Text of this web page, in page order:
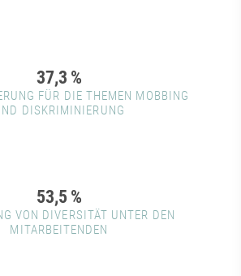
37,3 %
FÜR DIE THEMEN MOBBING
DISKRIMINIERUNG
53,5 %
VON DIVERSITÄT UNTER DEN
MITARBEITENDEN